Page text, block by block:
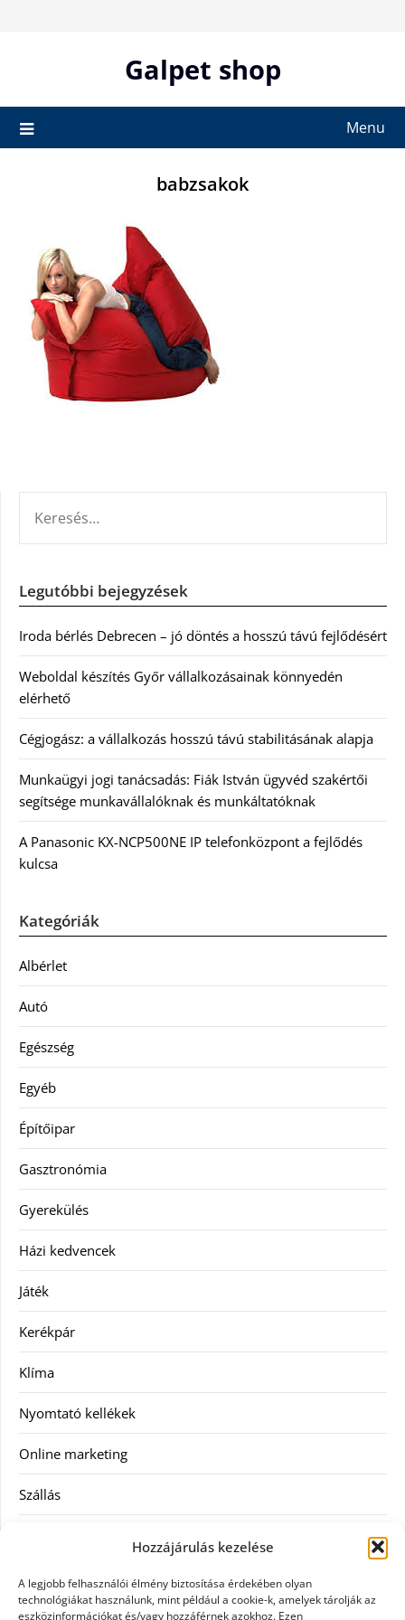
Hozzájárulás kezelése
A legjobb felhasználói élmény biztosítása érdekében olyan
technológiákat használunk, mint például a cookie-k, amelyek tárolják az
eszközinformációkat és/vagy hozzáférnek azokhoz. Ezen
Galpet shop
Menu
babzsakok
Legutóbbi bejegyzések
Iroda bérlés Debrecen – jó döntés a hosszú távú fejlődésért
Weboldal készítés Győr vállalkozásainak könnyedén
elérhető
Cégjogász: a vállalkozás hosszú távú stabilitásának alapja
Munkaügyi jogi tanácsadás: Fiák István ügyvéd szakértői
segítsége munkavállalóknak és munkáltatóknak
A Panasonic KX-NCP500NE IP telefonközpont a fejlődés
kulcsa
Kategóriák
Albérlet
Autó
Egészség
Egyéb
Építőipar
Gasztronómia
Gyerekülés
Házi kedvencek
Játék
Kerékpár
Klíma
Nyomtató kellékek
Online marketing
Szállás
Szellőztető
Szolgáltatás